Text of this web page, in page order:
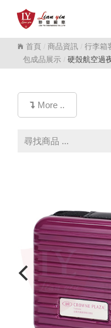
首頁 商品資訊 行李箱
包成品展示
硬殼航空過
More ..